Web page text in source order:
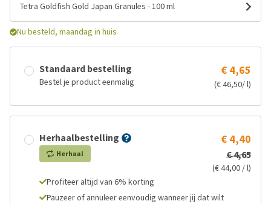
Tetra Goldfish Gold Japan Granules - 100 ml
Nu besteld, maandag in huis
Standaard bestelling
Bestel je product eenmalig
€ 4,65
(€ 46,50/ l)
Herhaalbestelling
Herhaal
€ 4,40
€ 4,65
(€ 44,00 / l)
Profiteer altijd van 6% korting
Pauzeer of annuleer eenvoudig wanneer jij dat wilt